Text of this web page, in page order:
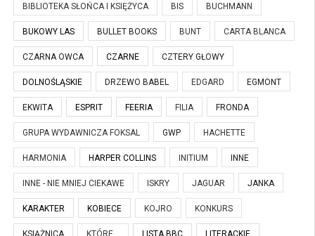
BIBLIOTEKA SŁOŃCA I KSIĘŻYCA BIS BUCHMANN
BUKOWY LAS BULLET BOOKS BUNT CARTA BLANCA
CZARNA OWCA CZARNE CZTERY GŁOWY
DOLNOŚLĄSKIE DRZEWO BABEL EDGARD EGMONT
EKWITA ESPRIT FEERIA FILIA FRONDA
GRUPA WYDAWNICZA FOKSAL GWP HACHETTE
HARMONIA HARPER COLLINS INITIUM INNE
INNE - NIE MNIEJ CIEKAWE ISKRY JAGUAR JANKA
KARAKTER KOBIECE KOJRO KONKURS
KSIĄŻNICA KTÓRE... LISTA BBC LITERACKIE